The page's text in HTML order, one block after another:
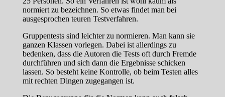
normiert zu bezeichnen. So etwas findet man bei
ausgesprochen teuren Testverfahren.
Gruppentests sind leichter zu normieren. Man kann sie
ganzen Klassen vorlegen. Dabei ist allerdings zu
bedenken, dass die Autoren die Tests oft durch Fremde
durchführen und sich dann die Ergebnisse schicken
lassen. So besteht keine Kontrolle, ob beim Testen alles
mit rechten Dingen zugegangen ist.